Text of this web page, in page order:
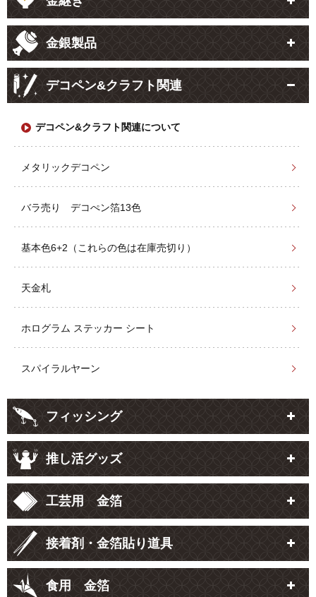
金銀製品
デコペン&クラフト関連
デコペン&クラフト関連について
メタリックデコペン
バラ売り デコぺン箔13色
基本色6+2（これらの色は在庫売切り）
天金札
ホログラム ステッカー シート
スパイラルヤーン
フィッシング
推し活グッズ
工芸用 金箔
接着剤・金箔貼り道具
食用 金箔